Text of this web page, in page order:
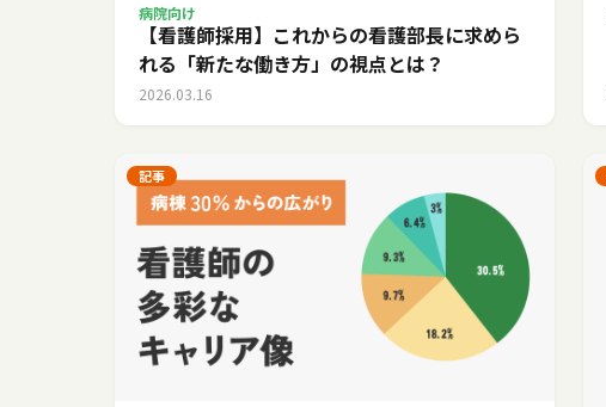
病院向け
【看護師採用】これからの看護部長に求めら
れる「新たな働き方」の視点とは？
2026.03.16
記事